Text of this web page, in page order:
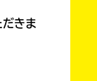
きま